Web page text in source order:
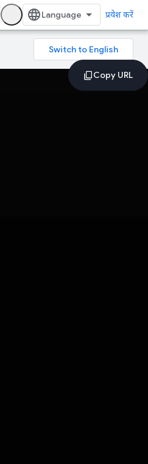
प्रवेश करें